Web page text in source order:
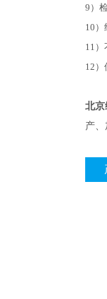
9）
10）
11）
12）
北京
产